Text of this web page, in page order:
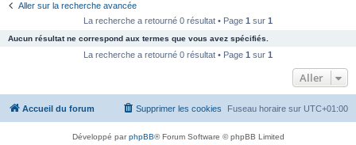
c
e
Aller sur la recherche avancée
La recherche a retourné 0 résultat • Page 1 sur 1
Aucun résultat ne correspond aux termes que vous avez spécifiés.
La recherche a retourné 0 résultat • Page 1 sur 1
Aller
Accueil du forum Fuseau horaire sur UTC+01:00
Supprimer les cookies
Développé parphpBB® Forum Software © phpBB Limited